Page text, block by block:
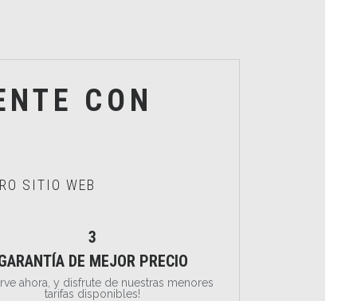
CON
SITIO WEB
3
DE MEJOR PRECIO
ahora, y disfrute de nuestras menores
tarifas disponibles!